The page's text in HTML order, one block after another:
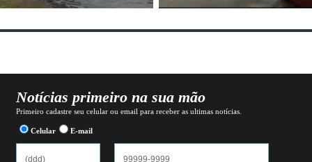
Notícias primeiro na sua mão
Primeiro cadastre seu celular ou email para receber as ultimas notícias.
Celular E-mail